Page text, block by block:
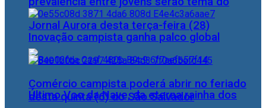
Jornal Aurora desta terça-feira (28)
Último Voo da Nave, da eterna rainha dos
Inovação campista ganha palco global
Comércio campista poderá abrir no feriado
desta quinta (6) do São Salvador